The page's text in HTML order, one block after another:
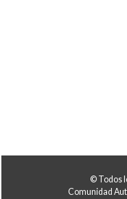
© Todos
Comunidad